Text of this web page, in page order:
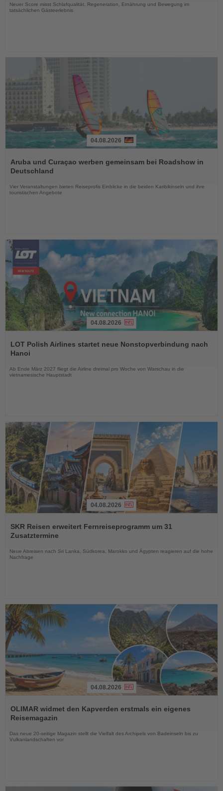
Neuer Score misst Schlafqualität, Regeneration, Ernährung und Bewegung im
tatsächlichen Gästeerlebnis
Sie
die
04.08.2026
Aruba und Curaçao werben gemeinsam bei Roadshow in
Deutschland
Vier Veranstaltungen bieten Reiseprofis Einblicke in die beiden Karibikinseln und ihre
touristischen Angebote
Sie
die
04.08.2026
LOT Polish Airlines startet neue Nonstopverbindung nach
Hanoi
Ab Ende März 2027 fliegt die Airline dreimal pro Woche von Warschau in die
vietnamesische Hauptstadt
Sie
die
04.08.2026
SKR Reisen erweitert Fernreiseprogramm um 31
Zusatztermine
Neue Abreisen nach Sri Lanka, Südkorea, Marokko und Ägypten reagieren auf die hohe
Nachfrage
Sie
die
Nachrichten
04.08.2026
OLIMAR widmet den Kapverden erstmals ein eigenes
Reisemagazin
Das neue 20-seitige Magazin stellt die Vielfalt des Archipels von Badeinseln bis zu
Vulkanlandschaften vor